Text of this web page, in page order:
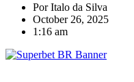
PorItalo da Silva
October 26, 2025
1:16 am